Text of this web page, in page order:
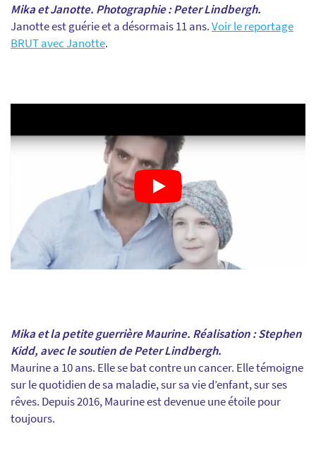
Mika et Janotte. Photographie : Peter Lindbergh.
Janotte est guérie et a désormais 11 ans.Voir le reportage
BRUT avec Janotte.
Mika et la petite guerrière Maurine. Réalisation : Stephen
Kidd, avec le soutien de Peter Lindbergh.
Maurine a 10 ans. Elle se bat contre un cancer. Elle témoigne
sur le quotidien de sa maladie, sur sa vie d’enfant, sur ses
rêves. Depuis 2016, Maurine est devenue une étoile pour
toujours.